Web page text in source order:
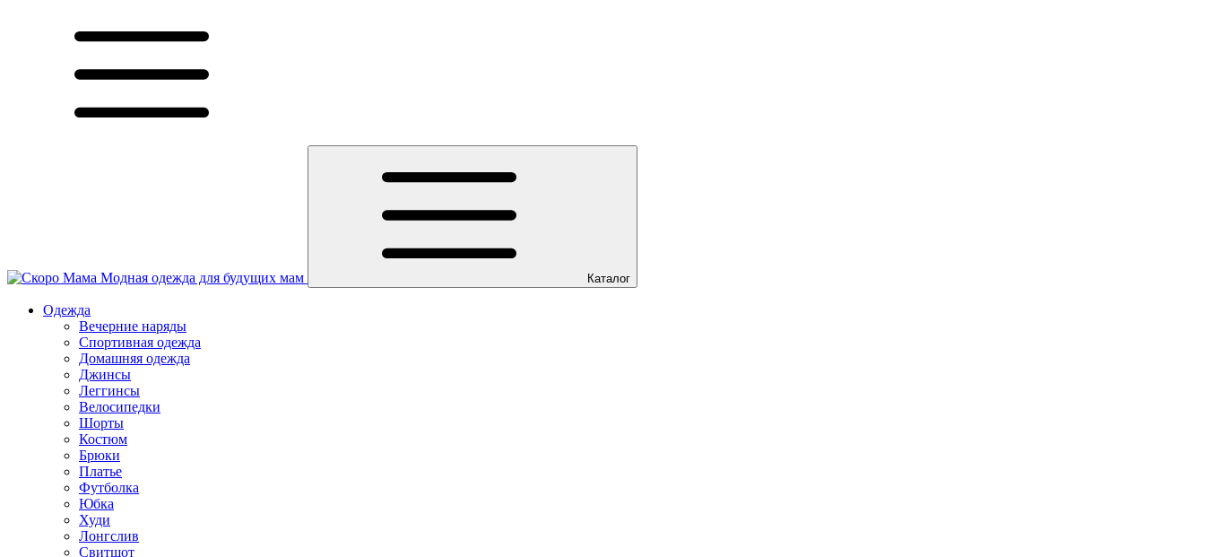
Модная одежда для будущих мам Каталог
Одежда
Вечерние наряды
Спортивная одежда
Домашняя одежда
Джинсы
Леггинсы
Велосипедки
Шорты
Костюм
Брюки
Платье
Футболка
Юбка
Худи
Лонгслив
Свитшот